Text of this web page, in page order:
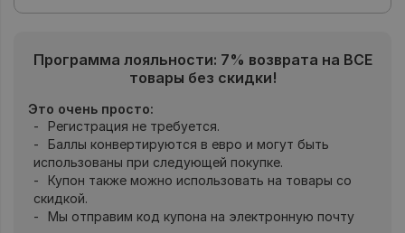
Программа лояльности: 7% возврата на ВСЕ
товары без скидки!
Это очень просто:
Регистрация не требуется.
Баллы конвертируются в евро и могут быть
использованы при следующей покупке.
Купон также можно использовать на товары со
скидкой.
Мы отправим код купона на электронную почту